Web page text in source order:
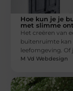
Hoe kun je je
met slimme
Het creëren van
buitenruimte kan
leefomgeving. Of
M Vd Webdesign